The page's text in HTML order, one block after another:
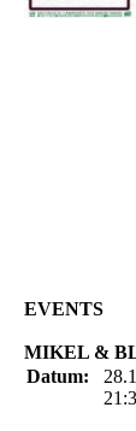
EVENTS
MIKEL &
Datum: